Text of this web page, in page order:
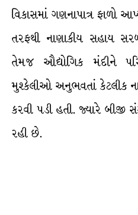
વિકાસમાં ગણનાપાત્ર ફાળો
તરફથી નાણાકીય સહાય
તેમજ ઔદ્યોગિક મંદીને
મુશ્કેલીઓ અનુભવતાં કેટલીક
કરવી પડી હતી. જ્યારે બીજી
રહી છે.